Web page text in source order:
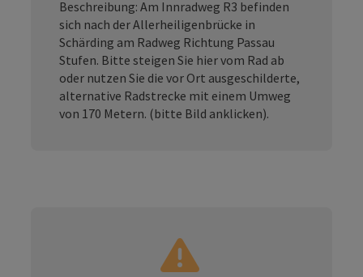
Beschreibung: Am Innradweg R3 befinden
sich nach der Allerheiligenbrücke in
Schärding am Radweg Richtung Passau
Stufen. Bitte steigen Sie hier vom Rad ab
oder nutzen Sie die vor Ort ausgeschilderte,
alternative Radstrecke mit einem Umweg
von 170 Metern. (bitte Bild anklicken).